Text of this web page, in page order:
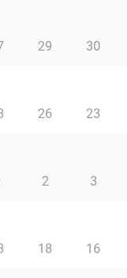
29 30
26 23
2 3
18 16